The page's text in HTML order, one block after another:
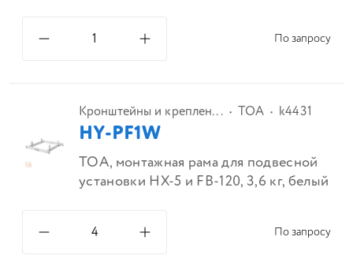
По запросу
Кронштейны и креплен... TOA k4431
HY-PF1W
TOA, монтажная рама для подвесной
установки HX-5 и FB-120, 3,6 кг, белый
По запросу